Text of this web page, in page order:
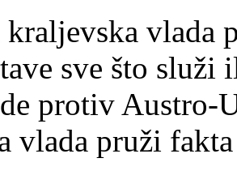
kraljevska vlada
sve što
protiv Austro-
vlada pruži